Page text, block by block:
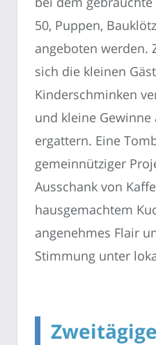
50, Puppen,
angeboten werden.
sich die kleinen
Kinderschminken
und kleine Gewinne
ergattern. Eine
gemeinnütziger
Ausschank von
hausgemachtem
angenehmes Flair
Stimmung unter